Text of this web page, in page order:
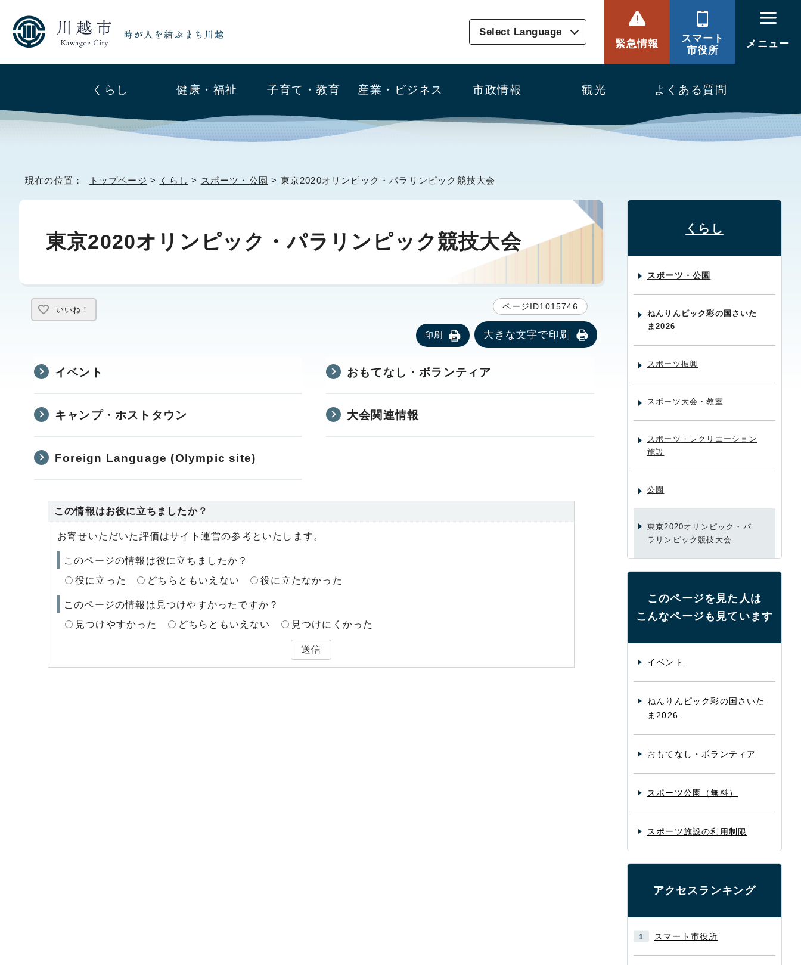
Select Language
緊急情報
スマート
市役所
メニュー
くらし 健康・福祉 子育て・教育 産業・ビジネス 市政情報 観光 よくある質問
現在の位置： トップページ > くらし > スポーツ・公園 > 東京2020オリンピック・パラリンピック競技大会
東京2020オリンピック・パラリンピック競技大会
いいね！ ページID1015746
印刷 大きな文字で印刷
イベント おもてなし・ボランティア
キャンプ・ホストタウン 大会関連情報
Foreign Language (Olympic site)
この情報はお役に立ちましたか？
お寄せいただいた評価はサイト運営の参考といたします。
このページの情報は役に立ちましたか？
役に立った
どちらともいえない 役に立たなかった
このページの情報は見つけやすかったですか？
見つけやすかった
どちらともいえない 見つけにくかった
送信
くらし
スポーツ・公園
ねんりんピック彩の国さいた
ま2026
スポーツ振興
スポーツ大会・教室
スポーツ・レクリエーション
施設
公園
東京2020オリンピック・パ
ラリンピック競技大会
このページを見た人は
こんなページも見ています
イベント
ねんりんピック彩の国さいた
ま2026
おもてなし・ボランティア
スポーツ公園（無料）
スポーツ施設の利用制限
アクセスランキング
スマート市役所